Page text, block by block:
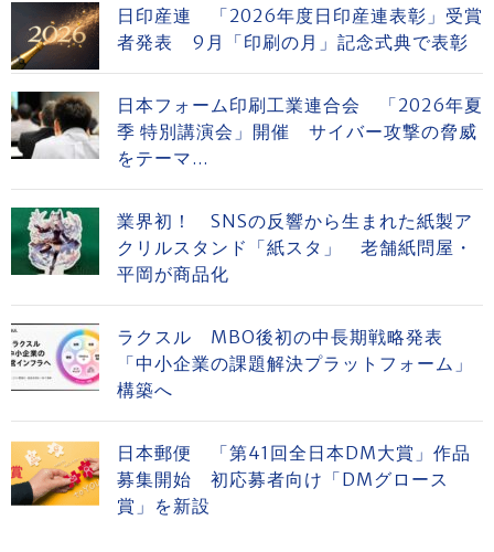
日印産連 「2026年度日印産連表彰」受賞
者発表 9月「印刷の月」記念式典で表彰
日本フォーム印刷工業連合会 「2026年夏
季 特別講演会」開催 サイバー攻撃の脅威
をテーマ...
業界初！ SNSの反響から生まれた紙製ア
クリルスタンド「紙スタ」 老舗紙問屋・
平岡が商品化
ラクスル MBO後初の中長期戦略発表
「中小企業の課題解決プラットフォーム」
構築へ
日本郵便 「第41回全日本DM大賞」作品
募集開始 初応募者向け「DMグロース
賞」を新設